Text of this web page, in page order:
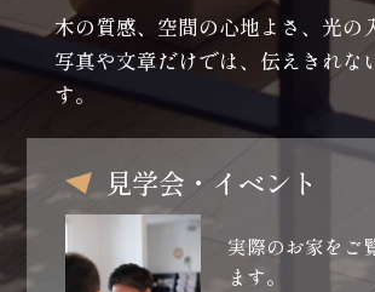
木の質感、空間の心地よさ、光の
写真や文章だけでは、伝えきれな
す。
見学会・イベント
実際のお家をご
ます。